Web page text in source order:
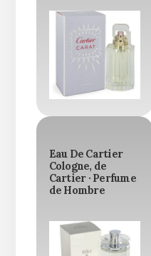
Eau De Cartier
Cologne, de
Cartier · Perfume
de Hombre